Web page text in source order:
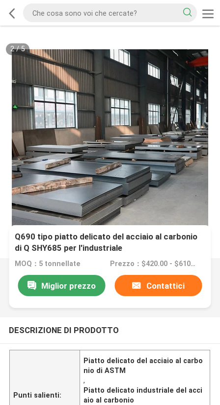
2/5
Q690 tipo piatto delicato del acciaio al carbonio
di Q SHY685 per l'industriale
MOQ：5 tonnellate Prezzo：$420.00 - $610.00/Tons
Miglior prezzo Contattici
DESCRIZIONE DI PRODOTTO
Punti salienti:
Piatto delicato del acciaio al carbo
nio di ASTM
,
Piatto delicato industriale del acci
aio al carbonio